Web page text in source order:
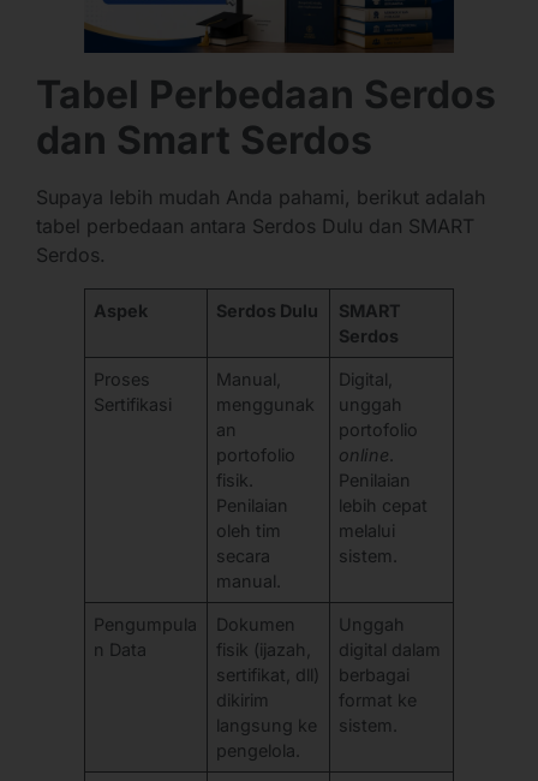
Tabel Perbedaan Serdos
dan Smart Serdos
Supaya lebih mudah Anda pahami, berikut adalah
tabel perbedaan antara Serdos Dulu dan SMART
Serdos.
Aspek Serdos Dulu
SMART
Serdos
Proses
Sertifikasi
Manual,
menggunak
an
portofolio
fisik.
Penilaian
oleh tim
secara
manual.
Digital,
unggah
portofolio
online
Penilaian
lebih cepat
melalui
sistem.
Pengumpula
n Data
Dokumen
fisik (ijazah,
sertifikat, dll)
dikirim
langsung ke
pengelola.
Unggah
digital dalam
berbagai
format ke
sistem.